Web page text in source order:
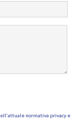
normativa privacy e